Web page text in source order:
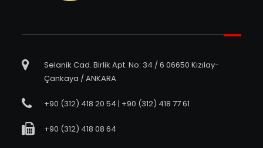
Selanik Cad. Birlik Apt. No: 34 / 6 06650 Kızılay-
Çankaya / ANKARA
+90 (312) 418 20 54 | +90 (312) 418 77 61
+90 (312) 418 08 64